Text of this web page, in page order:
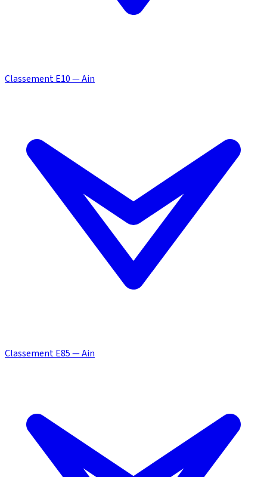
Classement E10 — Ain
Classement E85 — Ain